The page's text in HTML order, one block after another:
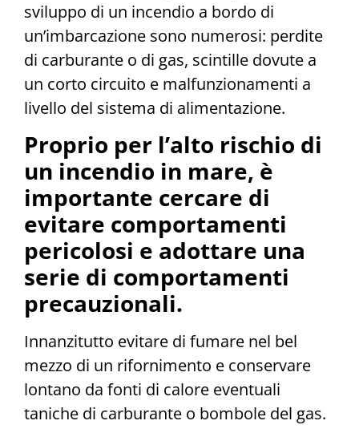
sviluppo di un incendio a bordo di
un’imbarcazione sono numerosi: perdite
di carburante o di gas, scintille dovute a
un corto circuito e malfunzionamenti a
livello del sistema di alimentazione.
Proprio per l’alto rischio di
un incendio in mare, è
importante cercare di
evitare comportamenti
pericolosi e adottare una
serie di comportamenti
precauzionali.
Innanzitutto evitare di fumare nel bel
mezzo di un rifornimento e conservare
lontano da fonti di calore eventuali
taniche di carburante o bombole del gas.